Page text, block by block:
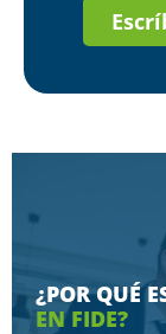
¿POR QUÉ
EN FIDE?